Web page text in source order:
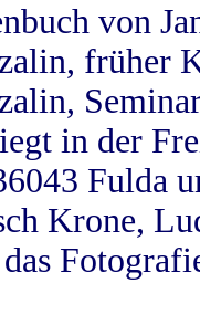
von
früher
in der
Fulda
Krone,